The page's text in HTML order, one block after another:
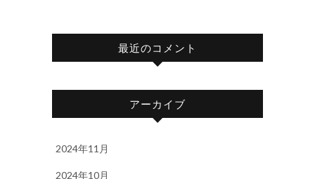
最近のコメント
アーカイブ
2024年11月
2024年10月